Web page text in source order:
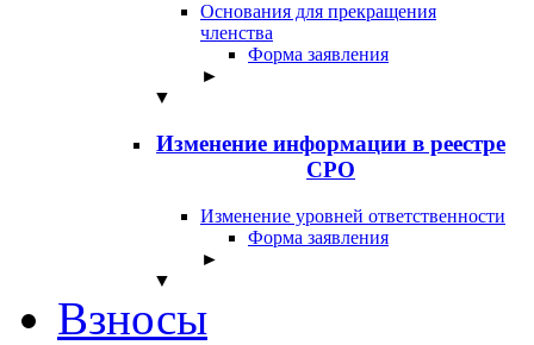
Основания для прекращения
членства
Форма заявления
►
▼
Изменение информации в реестре
СРО
Изменение уровней ответственности
Форма заявления
►
▼
Взносы